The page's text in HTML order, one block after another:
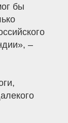
бы
–